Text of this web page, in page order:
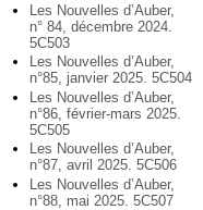
Les Nouvelles d’Auber,
n° 84, décembre 2024.
5C503
Les Nouvelles d’Auber,
n°85, janvier 2025. 5C504
Les Nouvelles d’Auber,
n°86, février-mars 2025.
5C505
Les Nouvelles d’Auber,
n°87, avril 2025. 5C506
Les Nouvelles d’Auber,
n°88, mai 2025. 5C507